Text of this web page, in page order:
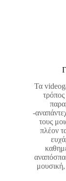
Τα
-
τους
πλέον
μουσική,